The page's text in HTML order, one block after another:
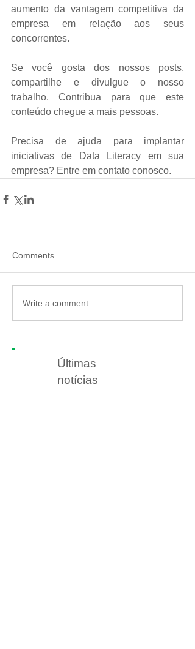
aumento da vantagem competitiva da
empresa em relação aos seus
concorrentes.
Se você gosta dos nossos posts,
compartilhe e divulgue o nosso
trabalho. Contribua para que este
conteúdo chegue a mais pessoas.
Precisa de ajuda para implantar
iniciativas de Data Literacy em sua
empresa? Entre em contato conosco.
Comments
Write a comment...
Últimas
notícias